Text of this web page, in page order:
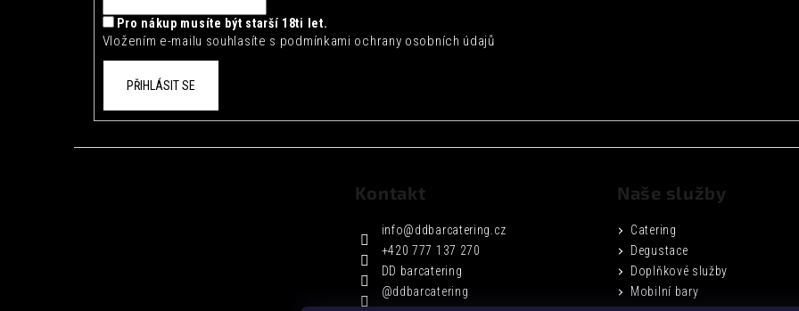
Pro nákup musíte být starší 18ti let.
Vložením e-mailu souhlasíte s podmínkami ochrany osobních údajů
PŘIHLÁSIT SE
Kontakt
info@ddbarcatering.cz
+420 777 137 270
DD barcatering
@ddbarcatering
Naše služby
Catering
Degustace
Doplňkové služby
Mobilní bary